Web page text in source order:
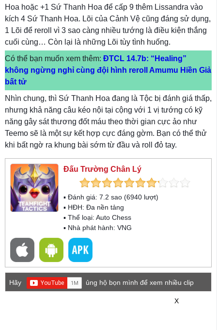
Hoa hoặc +1 Sứ Thanh Hoa để cấp 9 thêm Lissandra vào
kích 4 Sứ Thanh Hoa. Lõi của Cảnh Vệ cũng đáng sử dụng,
1 Lõi để reroll vì 3 sao càng nhiều tướng là điều kiện thắng
cuối cùng… Còn lại là những Lõi tùy tình huống.
Có thể bạn muốn xem thêm: ĐTCL 14.7b: “Healing”
không ngừng nghỉ cùng đội hình reroll Amumu Hiền Giả
bất tử
Nhìn chung, thì Sứ Thanh Hoa đang là Tộc bị đánh giá thấp,
nhưng khả năng câu kéo nội tại cộng với 1 vị tướng có kỹ
năng gây sát thương đốt máu theo thời gian cực ảo như
Teemo sẽ là một sự kết hợp cực đáng gờm. Bạn có thể thử
khi bất ngờ ra khung bài sớm từ đầu và roll đỏ tay.
Đấu Trường Chân Lý
▪ Đánh giá: 7.2 sao (6940 lượt)
▪ HĐH: Đa nền tảng
▪ Thể loại: Auto Chess
▪ Nhà phát hành: VNG
Hãy
ủng hộ bọn mình để xem nhiều clip
X